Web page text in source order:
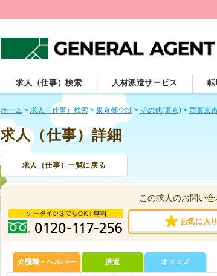
求人（仕事）検索 人材派遣サービス 転
ホーム > 求人（仕事）検索 > 東京都全域> その他(東京) > 西東京
求人（仕事）詳細
求人（仕事）一覧に戻る
この求人のお問い
お気に入
介護職・ヘルパー 派遣 オススメ